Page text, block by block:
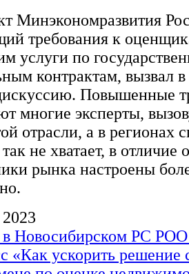
Минэкономразвития
требования к
услуги по
контрактам, вызвал в
Повышенные
многие эксперты,
отрасли, а в регионах
не хватает, в отличие
рынка настроены
в Новосибирском РС РОО
«Как ускорить решение